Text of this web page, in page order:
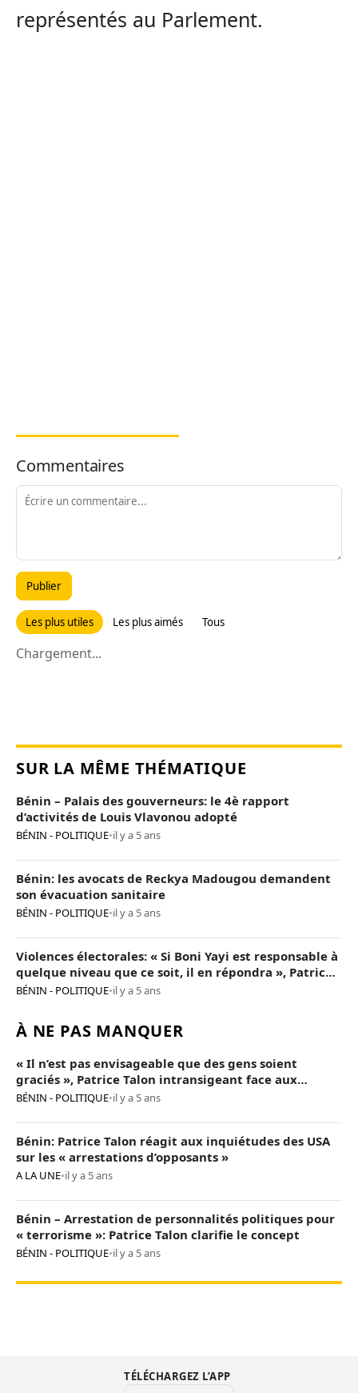
représentés au Parlement.
Commentaires
Publier
Les plus utiles Les plus aimés Tous
Chargement...
SUR LA MÊME THÉMATIQUE
Bénin – Palais des gouverneurs: le 4è rapport
d’activités de Louis Vlavonou adopté
BÉNIN - POLITIQUE•il y a 5 ans
Bénin: les avocats de Reckya Madougou demandent
son évacuation sanitaire
BÉNIN - POLITIQUE•il y a 5 ans
Violences électorales: « Si Boni Yayi est responsable à
quelque niveau que ce soit, il en répondra », Patrice
Talon
BÉNIN - POLITIQUE•il y a 5 ans
À NE PAS MANQUER
« Il n’est pas envisageable que des gens soient
graciés », Patrice Talon intransigeant face aux
« opposants terroristes »
BÉNIN - POLITIQUE•il y a 5 ans
Bénin: Patrice Talon réagit aux inquiétudes des USA
sur les « arrestations d’opposants »
A LA UNE•il y a 5 ans
Bénin – Arrestation de personnalités politiques pour
« terrorisme »: Patrice Talon clarifie le concept
BÉNIN - POLITIQUE•il y a 5 ans
TÉLÉCHARGEZ L’APP